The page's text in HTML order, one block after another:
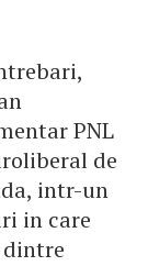
PNL
de
intr-un
in care